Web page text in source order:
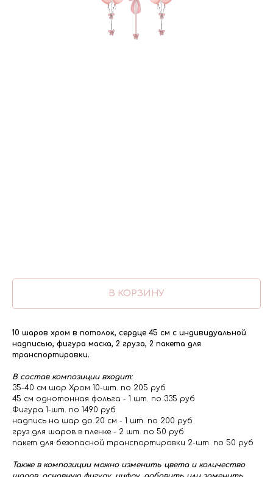
В КОРЗИНУ
10 шаров хром в потолок, сердце 45 см с индивидуальной
надписью, фигура маска, 2 груза, 2 пакета для
транспортировки.
В состав композиции входит:
35-40 см шар Хром 10-шт. по 205 руб
45 см однотонная фольга - 1 шт. по 335 руб
Фигура 1-шт. по 1490 руб
надпись на шар до 20 см - 1 шт. по 200 руб
груз для шаров в пленке - 2 шт. по 50 руб
пакет для безопасной транспортировки 2-шт. по 50 руб
Также в композиции можно изменить цвета и количество